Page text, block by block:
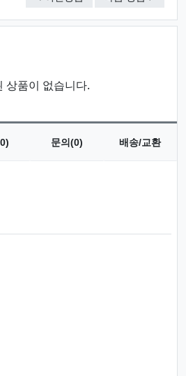
상품이 없습니다.
문의(0) 배송/교환